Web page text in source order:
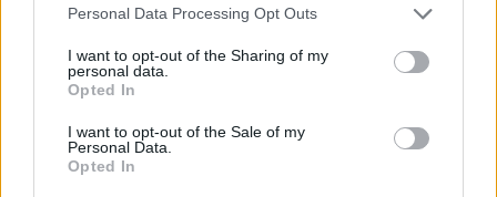
Personal Data Processing Opt Outs
I want to opt-out of the Sharing of my
personal data.
Opted In
I want to opt-out of the Sale of my
Personal Data.
Opted In
Китай си построи свой курорт
03.08.2026 / 18:36